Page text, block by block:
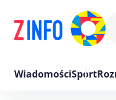
WiadomościSport